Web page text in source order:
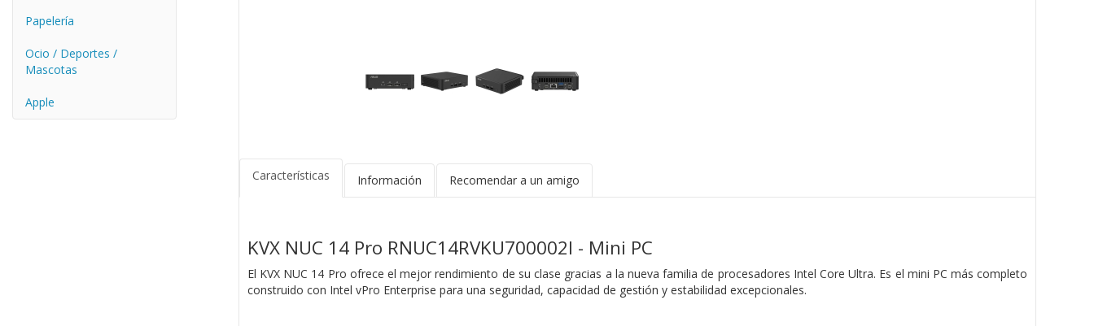
Papelería
Ocio / Deportes /
Mascotas
Apple
Características Información Recomendar a un amigo
KVX NUC 14 Pro RNUC14RVKU700002I - Mini PC
El KVX NUC 14 Pro ofrece el mejor rendimiento de su clase gracias a la nueva familia de procesadores Intel Core Ultra. Es el mini PC más completo
construido con Intel vPro Enterprise para una seguridad, capacidad de gestión y estabilidad excepcionales.